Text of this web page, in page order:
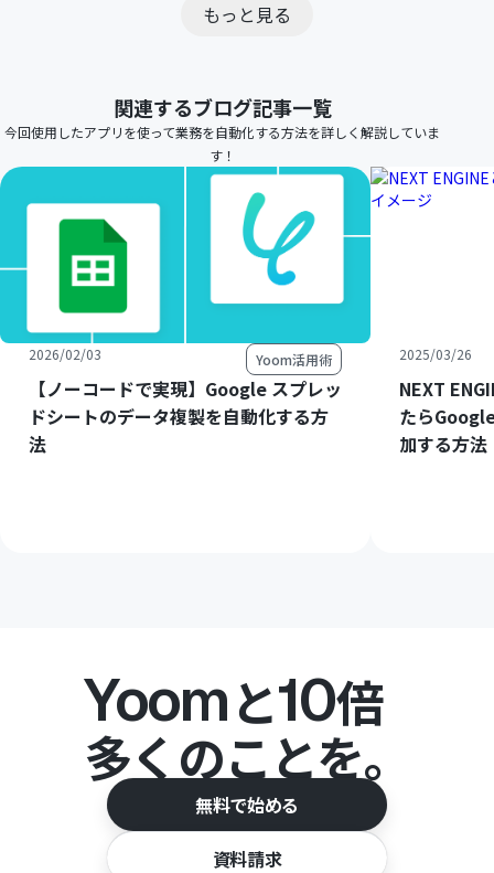
もっと見る
関連するブログ記事一覧
今回使用したアプリを使って業務を自動化する方法を詳しく解説していま
す！
2026/02/03 Yoom活用術
【ノーコードで実現】Google スプレッ
ドシートのデータ複製を自動化する方
法
2025/03/26
NEXT
たら
加する方法
Yoomと10倍
多くのことを。
無料で始める
資料請求